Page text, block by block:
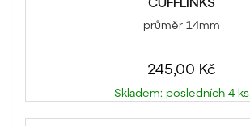
průměr 14mm
245,00 Kč
Skladem: posledních 4 ks